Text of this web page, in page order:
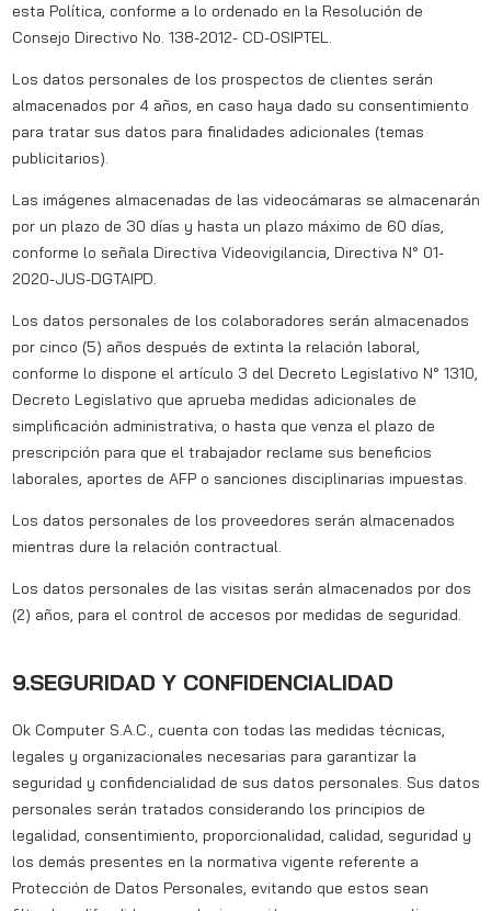
esta Política, conforme a lo ordenado en la Resolución de
Consejo Directivo No. 138-2012- CD-OSIPTEL.
Los datos personales de los prospectos de clientes serán
almacenados por 4 años, en caso haya dado su consentimiento
para tratar sus datos para finalidades adicionales (temas
publicitarios).
Las imágenes almacenadas de las videocámaras se almacenarán
por un plazo de 30 días y hasta un plazo máximo de 60 días,
conforme lo señala Directiva Videovigilancia, Directiva N° 01-
2020-JUS-DGTAIPD.
Los datos personales de los colaboradores serán almacenados
por cinco (5) años después de extinta la relación laboral,
conforme lo dispone el artículo 3 del Decreto Legislativo N° 1310,
Decreto Legislativo que aprueba medidas adicionales de
simplificación administrativa; o hasta que venza el plazo de
prescripción para que el trabajador reclame sus beneficios
laborales, aportes de AFP o sanciones disciplinarias impuestas.
Los datos personales de los proveedores serán almacenados
mientras dure la relación contractual.
Los datos personales de las visitas serán almacenados por dos
(2) años, para el control de accesos por medidas de seguridad.
9.SEGURIDAD Y CONFIDENCIALIDAD
Ok Computer S.A.C., cuenta con todas las medidas técnicas,
legales y organizacionales necesarias para garantizar la
seguridad y confidencialidad de sus datos personales. Sus datos
personales serán tratados considerando los principios de
legalidad, consentimiento, proporcionalidad, calidad, seguridad y
los demás presentes en la normativa vigente referente a
Protección de Datos Personales, evitando que estos sean